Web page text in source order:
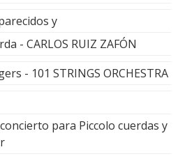
y
- CARLOS RUIZ ZAFÓN
- 101 STRINGS ORCHESTRA
para Piccolo cuerdas y